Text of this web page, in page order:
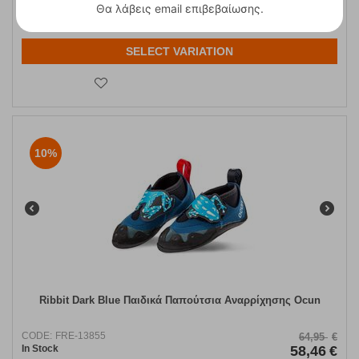
SELECT VARIATION
10%
Ribbit Dark Blue Παιδικά Παπούτσια Αναρρίχησης Ocun
CODE: FRE-13855
In Stock
64,95 €
58,46 €
Θα λάβεις email επιβεβαίωσης.